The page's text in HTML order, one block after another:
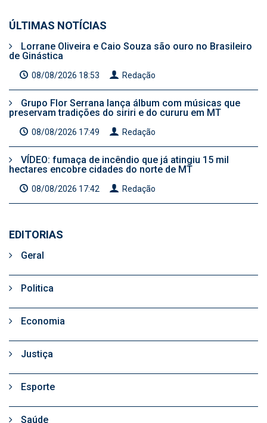
ÚLTIMAS NOTÍCIAS
Lorrane Oliveira e Caio Souza são ouro no Brasileiro
de Ginástica
08/08/2026 18:53 Redação
Grupo Flor Serrana lança álbum com músicas que
preservam tradições do siriri e do cururu em MT
08/08/2026 17:49 Redação
VÍDEO: fumaça de incêndio que já atingiu 15 mil
hectares encobre cidades do norte de MT
08/08/2026 17:42 Redação
EDITORIAS
Geral
Politica
Economia
Justiça
Esporte
Saúde